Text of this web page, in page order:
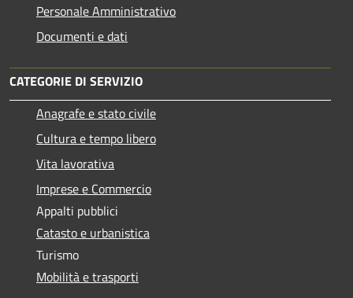
Personale Amministrativo
Documenti e dati
CATEGORIE DI SERVIZIO
Anagrafe e stato civile
Cultura e tempo libero
Vita lavorativa
Imprese e Commercio
Appalti pubblici
Catasto e urbanistica
Turismo
Mobilità e trasporti